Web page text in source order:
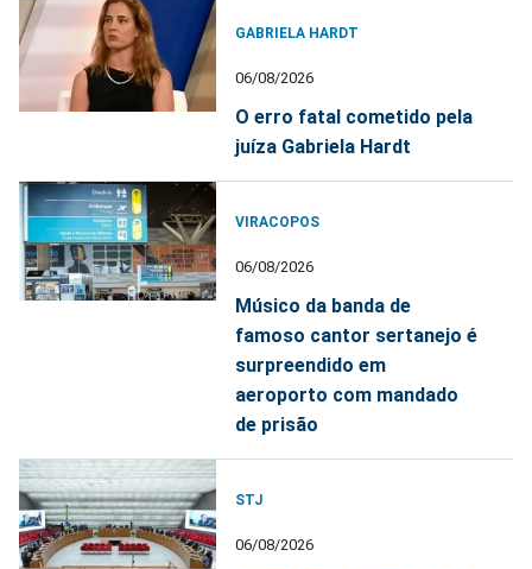
GABRIELA HARDT
06/08/2026
O erro fatal cometido pela
juíza Gabriela Hardt
VIRACOPOS
06/08/2026
Músico da banda de
famoso cantor sertanejo é
surpreendido em
aeroporto com mandado
de prisão
STJ
06/08/2026